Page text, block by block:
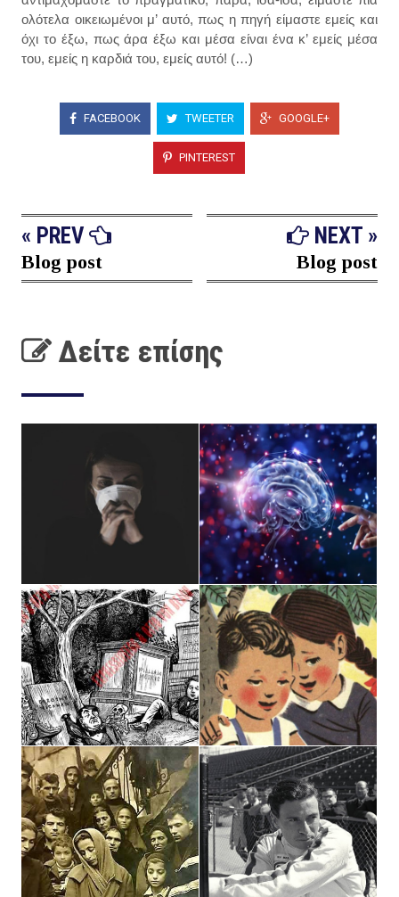
ολότελα οικειωμένοι μ’ αυτό, πως η πηγή είμαστε εμείς και
όχι το έξω, πως άρα έξω και μέσα είναι ένα κ’ εμείς μέσα
του, εμείς η καρδιά του, εμείς αυτό! (…)
FACEBOOK TWEETER GOOGLE+
PINTEREST
« PREV
Blog post
NEXT »
Blog post
Δείτε επίσης